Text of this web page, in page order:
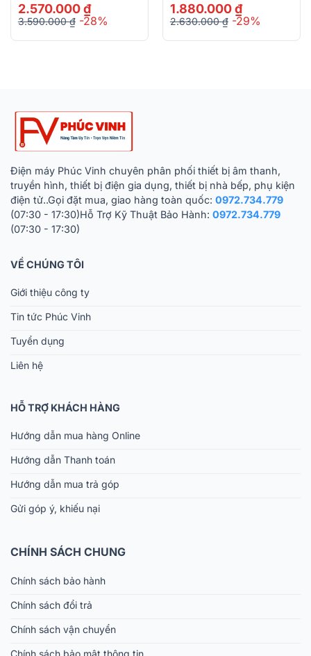
3.590.000₫ -28%
gốc
2.570.000₫
hiện
2.630.000₫ -29%
gốc
1.880.000₫
hiện
Điện máy Phúc Vinh chuyên phân phối thiết bị âm thanh,
truyền hình, thiết bị điện gia dụng, thiết bị nhà bếp, phụ kiện
điện tử..Gọi đặt mua, giao hàng toàn quốc: 0972.734.779
(07:30 - 17:30)Hỗ Trợ Kỹ Thuật Bảo Hành: 0972.734.779
(07:30 - 17:30)
VỀ CHÚNG TÔI
Giới thiệu công ty
Tin tức Phúc Vinh
Tuyển dụng
Liên hệ
HỖ TRỢ KHÁCH HÀNG
Hướng dẫn mua hàng Online
Hướng dẫn Thanh toán
Hướng dẫn mua trả góp
Gửi góp ý, khiếu nại
CHÍNH SÁCH CHUNG
Chính sách bảo hành
Chính sách đổi trả
Chính sách vận chuyển